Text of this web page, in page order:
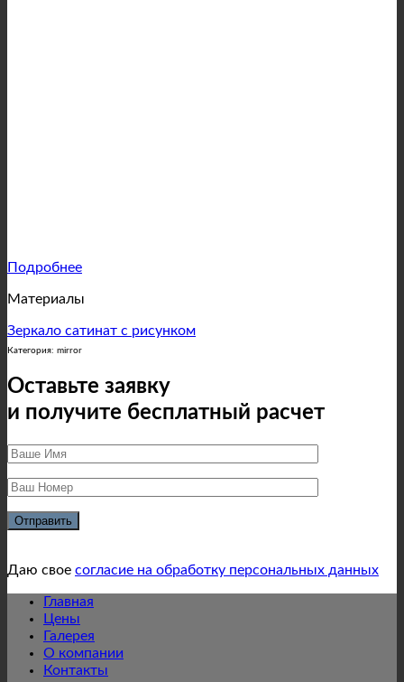
Подробнее
Материалы
Зеркало сатинат с рисунком
Категория: mirror
Оставьте заявку
и получите бесплатный расчет
Даю свое согласие на обработку персональных данных
Главная
Цены
Галерея
О компании
Контакты